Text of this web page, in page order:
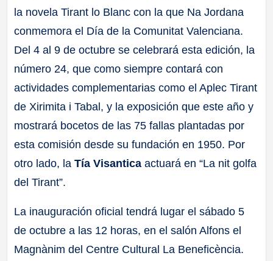
la novela Tirant lo Blanc con la que Na Jordana
conmemora el Día de la Comunitat Valenciana.
Del 4 al 9 de octubre se celebrará esta edición, la
número 24, que como siempre contará con
actividades complementarias como el Aplec Tirant
de Xirimita i Tabal, y la exposición que este año y
mostrará bocetos de las 75 fallas plantadas por
esta comisión desde su fundación en 1950. Por
otro lado, laTía Visanticaactuará en “La nit golfa
del Tirant”.
La inauguración oficial tendrá lugar el sábado 5
de octubre a las 12 horas, en el salón Alfons el
Magnànim del Centre Cultural La Beneficència.